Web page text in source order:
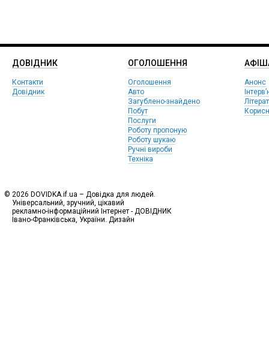
ДОВІДНИК
Контакти
Довідник
ОГОЛОШЕННЯ
Оголошення
Авто
Загублено-знайдено
Побут
Послуги
Роботу пропоную
Роботу шукаю
Ручні вироби
Техніка
Анонс
© 2026 DOVIDKA.if.ua – Довідка для людей.
Універсальний, зручний, цікавий
рекламно-інформаційний Інтернет - ДОВІДНИК
Івано-Франківська, України. Дизайн